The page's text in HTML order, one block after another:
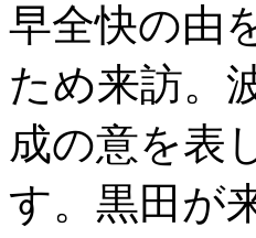
早全快の由
ため来訪。
成の意を表
す。黒田が